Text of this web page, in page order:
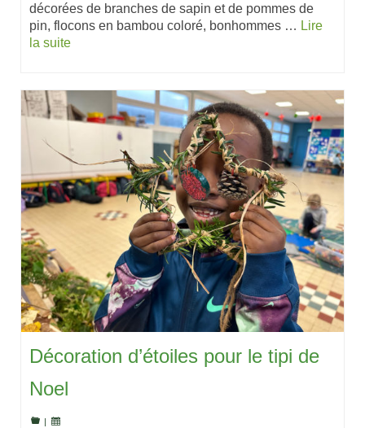
décorées de branches de sapin et de pommes de
pin, flocons en bambou coloré, bonhommes … Lire
la suite
Décoration d’étoiles pour le tipi de
Noel
|